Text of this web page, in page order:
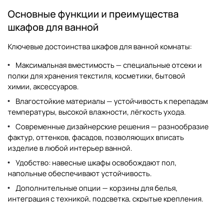
Основные функции и преимущества
шкафов для ванной
Ключевые достоинствашкафов для ванной комнаты:
Максимальная вместимость — специальные отсеки и
полки для хранения текстиля, косметики, бытовой
химии, аксессуаров.
Влагостойкие материалы — устойчивость к перепадам
температуры, высокой влажности, лёгкость ухода.
Современные дизайнерские решения — разнообразие
фактур, оттенков, фасадов, позволяющих вписать
изделие в любой интерьер ванной.
Удобство: навесные шкафы освобождают пол,
напольные обеспечивают устойчивость.
Дополнительные опции — корзины для белья,
интеграция с техникой, подсветка, скрытые крепления.